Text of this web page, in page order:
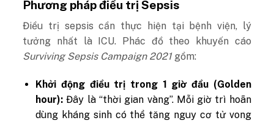
Phương pháp điều trị Sepsis
Điều trị sepsis cần thực hiện tại bệnh viện, lý
tưởng nhất là ICU. Phác đồ theo khuyến cáo
Surviving Sepsis Campaign 2021gồm:
Khởi động điều trị trong 1 giờ đầu (Golden
hour):Đây là “thời gian vàng”. Mỗi giờ trì hoãn
dùng kháng sinh có thể tăng nguy cơ tử vong